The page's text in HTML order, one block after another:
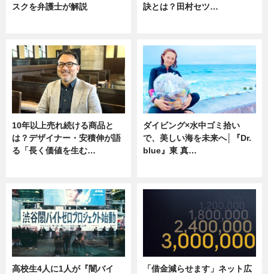
スクを弁護士が解説
訣とは？田村セツ…
10年以上売れ続ける商品と
は？デザイナー・安積伸が語
る「長く価値を生む…
ダイビング×水中ゴミ拾い
で、美しい海を未来へ│『Dr.
blue』東 真…
高校生4人に1人が『闇バイ
「借金減らせます」ネット広